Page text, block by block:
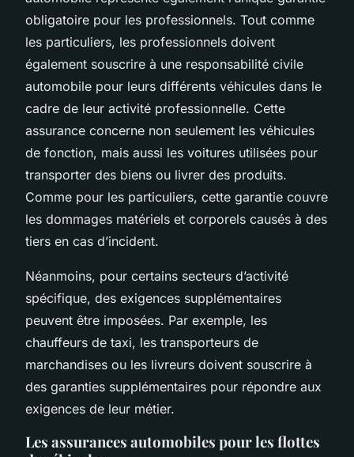
obligatoire pour les professionnels. Tout comme
les particuliers, les professionnels doivent
également souscrire à une responsabilité civile
automobile pour leurs différents véhicules dans le
cadre de leur activité professionnelle. Cette
assurance concerne non seulement les véhicules
de fonction, mais aussi les voitures utilisées pour
transporter des biens ou livrer des produits.
Comme pour les particuliers, cette garantie couvre
les dommages matériels et corporels causés à des
tiers en cas d’incident.
Néanmoins, pour certains secteurs d’activité
spécifique, des exigences supplémentaires
peuvent être imposées. Par exemple, les
chauffeurs de taxi, les transporteurs de
marchandises ou les livreurs doivent souscrire à
des garanties supplémentaires pour répondre aux
exigences de leur métier.
Les assurances automobiles pour les flottes